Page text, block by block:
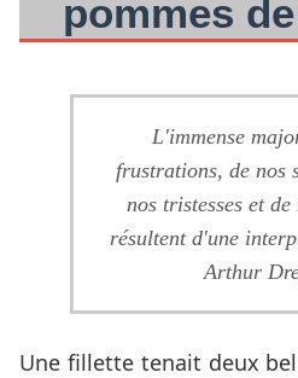
pommes
L'immense
frustrations, de nos
nos tristesses et
résultent d'une
Arthur
Une fillette tenait deux